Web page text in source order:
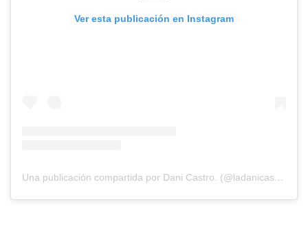
Ver esta publicación en Instagram
Una publicación compartida por Dani Castro. (@ladanicastror)